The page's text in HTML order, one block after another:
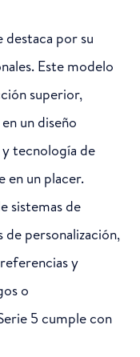
destaca por su
Este modelo
superior,
un diseño
tecnología de
en un placer.
sistemas de
personalización,
y
o
5 cumple con